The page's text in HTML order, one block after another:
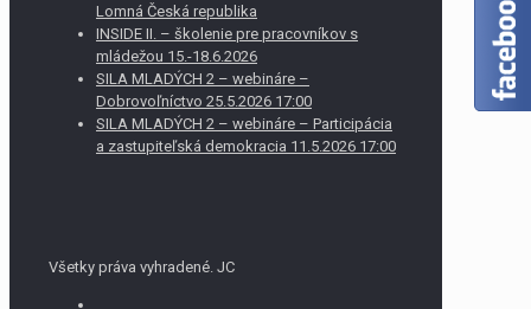
Lomná Česká republika
INSIDE II. – školenie pre pracovníkov s
mládežou 15.-18.6.2026
SILA MLADÝCH 2 – webináre –
Dobrovoľníctvo 25.5.2026 17:00
SILA MLADÝCH 2 – webináre – Participácia
a zastupiteľská demokracia 11.5.2026 17:00
Všetky práva vyhradené. JC